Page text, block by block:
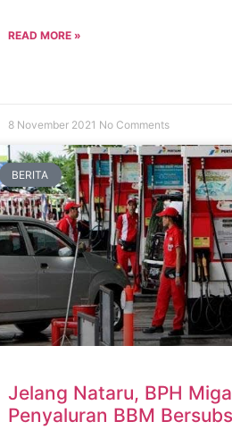
READ MORE »
8 November 2021 No Comments
BERITA
Jelang Nataru, BPH
Penyaluran BBM